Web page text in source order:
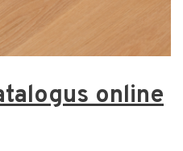
online